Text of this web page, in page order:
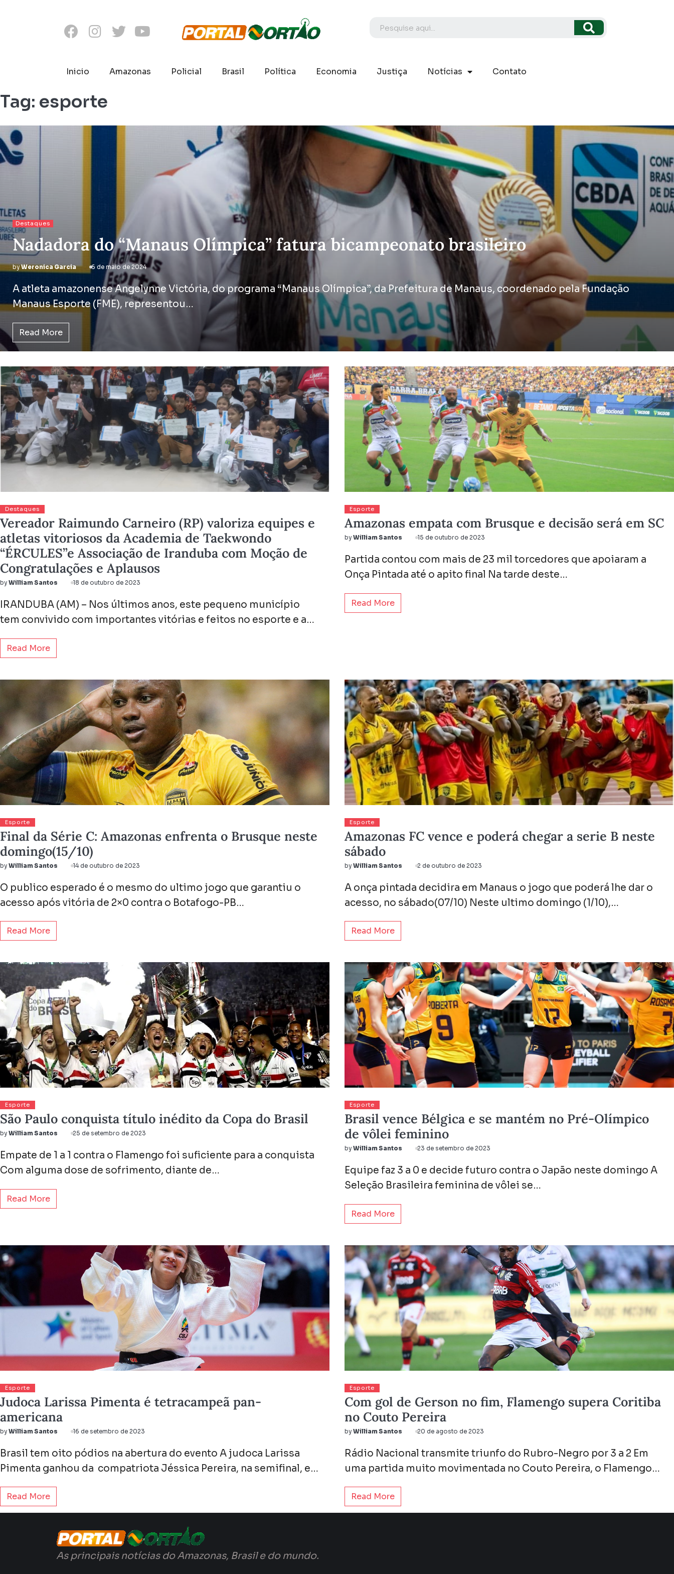
Inicio Amazonas Policial Brasil Política Economia Justiça Notícias Contato
Tag: esporte
Destaques
Nadadora do “Manaus Olímpica” fatura bicampeonato brasileiro
byWeronica Garcia 6 de maio de 2024
A atleta amazonense Angelynne Victória, do programa “Manaus Olímpica”, da Prefeitura de Manaus, coordenado pela Fundação
Manaus Esporte (FME), representou…
Read More
Destaques
Vereador Raimundo Carneiro (RP) valoriza equipes e
atletas vitoriosos da Academia de Taekwondo
“ÉRCULES”e Associação de Iranduba com Moção de
Congratulações e Aplausos
by William Santos 18 de outubro de 2023
IRANDUBA (AM) – Nos últimos anos, este pequeno município
tem convivido com importantes vitórias e feitos no esporte e a…
Read More
Esporte
Amazonas empata com Brusque e decisão será em SC
by William Santos 15 de outubro de 2023
Partida contou com mais de 23 mil torcedores que apoiaram a
Onça Pintada até o apito final Na tarde deste…
Read More
Esporte
Final da Série C: Amazonas enfrenta o Brusque neste
domingo(15/10)
by William Santos 14 de outubro de 2023
O publico esperado é o mesmo do ultimo jogo que garantiu o
acesso após vitória de 2×0 contra o Botafogo-PB…
Read More
Esporte
Amazonas FC vence e poderá chegar a serie B neste
sábado
by William Santos 2 de outubro de 2023
A onça pintada decidira em Manaus o jogo que poderá lhe dar o
acesso, no sábado(07/10) Neste ultimo domingo (1/10),…
Read More
Esporte
São Paulo conquista título inédito da Copa do Brasil
by William Santos 25 de setembro de 2023
Empate de 1 a 1 contra o Flamengo foi suficiente para a conquista
Com alguma dose de sofrimento, diante de…
Read More
Esporte
Brasil vence Bélgica e se mantém no Pré-Olímpico
de vôlei feminino
by William Santos 23 de setembro de 2023
Equipe faz 3 a 0 e decide futuro contra o Japão neste domingo A
Seleção Brasileira feminina de vôlei se…
Read More
Esporte
Judoca Larissa Pimenta é tetracampeã pan-
americana
by William Santos 16 de setembro de 2023
Brasil tem oito pódios na abertura do evento A judoca Larissa
Pimenta ganhou da compatriota Jéssica Pereira, na semifinal, e…
Read More
Esporte
Com gol de Gerson no fim, Flamengo supera Coritiba
no Couto Pereira
by William Santos 20 de agosto de 2023
Rádio Nacional transmite triunfo do Rubro-Negro por 3 a 2 Em
uma partida muito movimentada no Couto Pereira, o Flamengo…
Read More
As principais notícias do Amazonas, Brasil e do mundo.